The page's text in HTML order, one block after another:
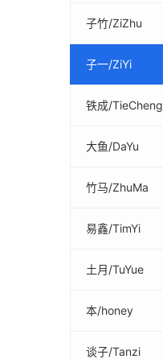
子竹/ZiZhu
子一/ZiYi
铁成/TieCheng
大鱼/DaYu
竹马/ZhuMa
易鑫/TimYi
土月/TuYue
本/honey
谈子/Tanzi